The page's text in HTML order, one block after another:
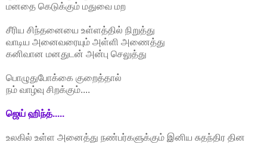
மனதை கெடுக்கும் மதுவை மற
சீரிய சிந்தனையை உள்ளத்தில் நிறுத்து
வாடிய அனைவரையும் அள்ளி அணைத்து
கனிவான மனதுடன் அன்பு செலுத்து
பொழுதுபோக்கை குறைத்தால்
நம் வாழ்வு சிறக்கும்....
ஜெய் ஹிந்த்.....
உலகில் உள்ள அனைத்து நண்பர்களுக்கும் இனிய சுதந்திர தின